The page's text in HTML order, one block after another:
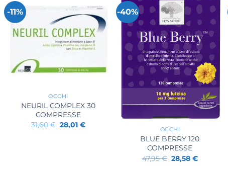
-11%
OCCHI
NEURIL COMPLEX 30
COMPRESSE
31,60€ Il
prezzo
28,01€Il
-40%
OCCHI
BLUE BERRY 120
COMPRESSE
47,95€ Il
prezzo
28,58€Il